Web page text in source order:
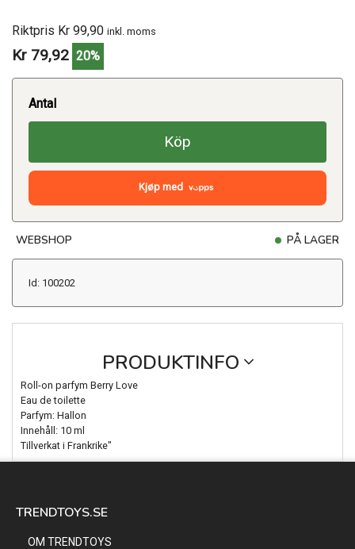
Riktpris Kr 99,90 inkl. moms
Kr 79,92 20%
Antal
Köp
Kjøp med
WEBSHOP PÅ LAGER
Id: 100202
PRODUKTINFO
Roll-on parfym Berry Love
Eau de toilette
Parfym: Hallon
Innehåll: 10 ml
Tillverkat i Frankrike"
TRENDTOYS.SE
OM TRENDTOYS